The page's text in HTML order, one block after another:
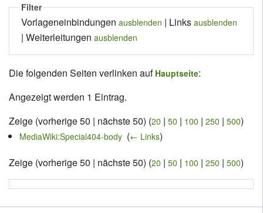
Filter
Vorlageneinbindungen ausblenden | Links ausblenden
| Weiterleitungen ausblenden
Die folgenden Seiten verlinken auf Hauptseite:
Angezeigt werden 1 Eintrag.
Zeige (vorherige 50 | nächste 50) (20 | 50 | 100 | 250 | 500)
MediaWiki:Special404-body‎ (← Links)
Zeige (vorherige 50 | nächste 50) (20 | 50 | 100 | 250 | 500)